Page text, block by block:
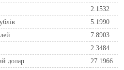
2.1532
5.1990
7.8903
2.3484
долар
27.1966